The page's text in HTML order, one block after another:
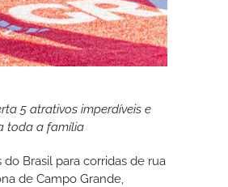
5 atrativos imperdíveis e
toda a família
Brasil para corridas de rua
de Campo Grande,